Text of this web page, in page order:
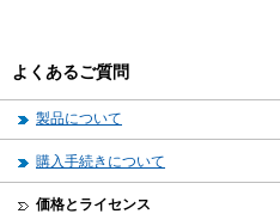
よくあるご質問
製品について
購入手続きについて
価格とライセンス